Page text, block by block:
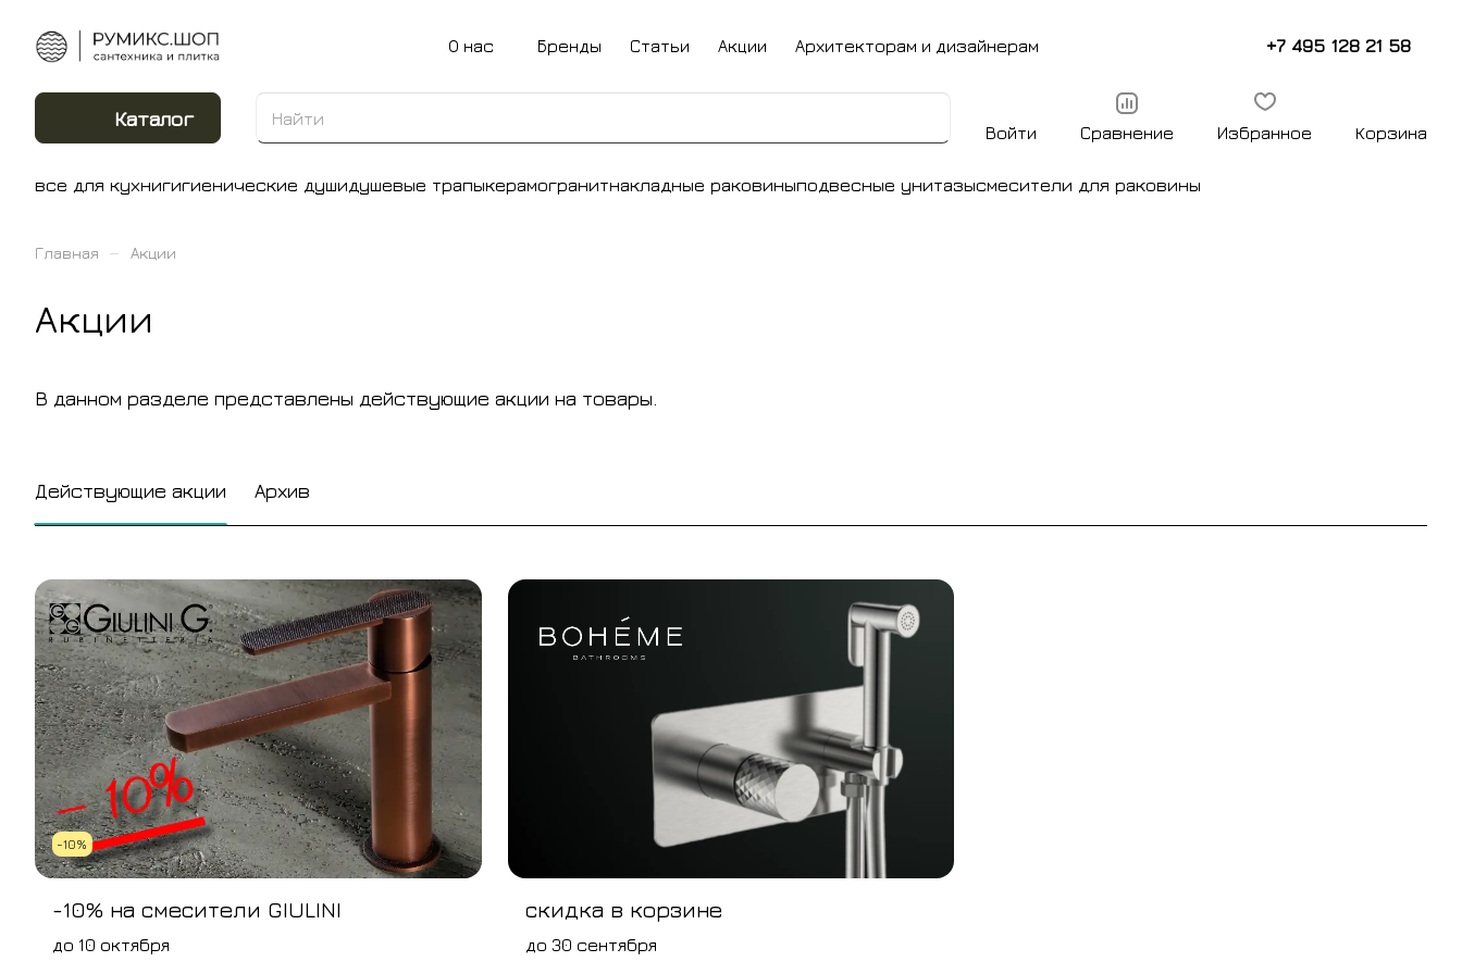
О нас Бренды Статьи Акции Архитекторам и дизайнерам +7 495 128 21 58
Каталог
Войти Сравнение Избранное Корзина
все для кухнигигиенические душидушевые трапыкерамогранитнакладные раковиныподвесные унитазысмесители для раковины
Главная – Акции
Акции
В данном разделе представлены действующие акции на товары.
Действующие акции Архив
-10%
-10% на смесители GIULINI
до 10 октября
скидка в корзине
до 30 сентября